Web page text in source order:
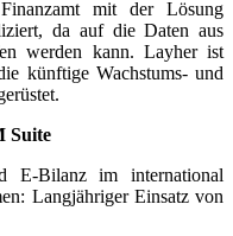
mit der Lösung
da auf die Daten aus
werden kann. Layher ist
künftige Wachstums- und
Suite
E-Bilanz im international
Langjähriger Einsatz von